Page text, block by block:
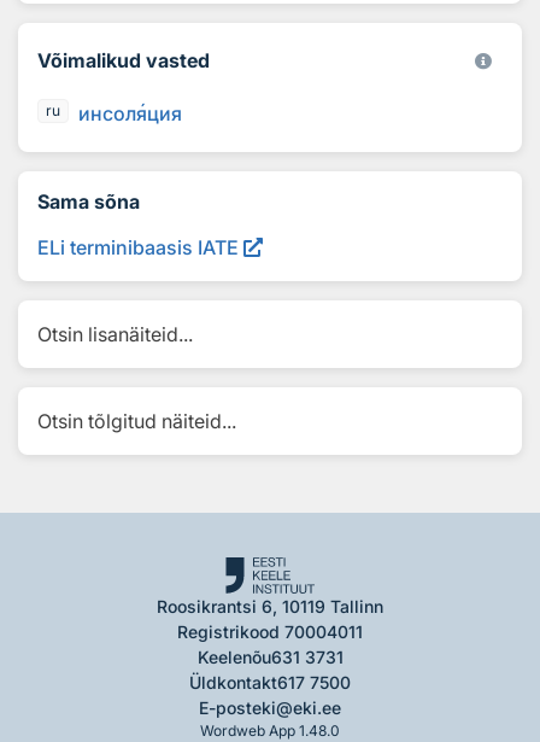
Võimalikud vasted
ru инсоляция
Sama sõna
ELi terminibaasis IATE
Otsin lisanäiteid...
Otsin tõlgitud näiteid...
Roosikrantsi 6, 10119 Tallinn
Registrikood 70004011
Keelenõu631 3731
Üldkontakt617 7500
E-posteki@eki.ee
Wordweb App 1.48.0